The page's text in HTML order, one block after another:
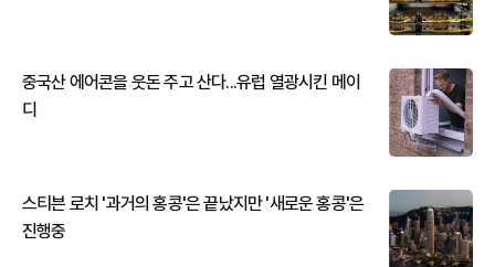
중국산 에어콘을 웃돈 주고 산다...유럽 열광시킨 메이
디
스티븐 로치 '과거의 홍콩'은 끝났지만 '새로운 홍콩'은
진행중